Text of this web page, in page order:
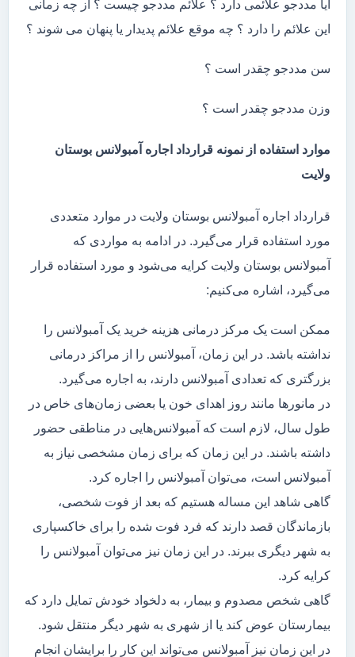
آیا مددجو علائمی دارد ؟ علائم مددجو چیست ؟ از چه زمانی
این علائم را دارد ؟ چه موقع علائم پدیدار یا پنهان می شوند ؟
سن مددجو چقدر است ؟
وزن مددجو چقدر است ؟
موارد استفاده از نمونه قرارداد اجاره آمبولانس بوستان
ولایت
قرارداد اجاره آمبولانس بوستان ولایت در موارد متعددی
مورد استفاده قرار می‌گیرد. در ادامه به مواردی که
آمبولانس بوستان ولایت کرایه می‌شود و مورد استفاده قرار
می‌گیرد، اشاره می‌کنیم:
ممکن است یک مرکز درمانی هزینه خرید یک آمبولانس را
نداشته باشد. در این زمان، آمبولانس را از مراکز درمانی
بزرگتری که تعدادی آمبولانس دارند، به اجاره می‌گیرد.
در مانور‌ها مانند روز اهدای خون یا بعضی زمان‌های خاص در
طول سال، لازم است که آمبولانس‌هایی در مناطقی حضور
داشته باشند. در این زمان که برای زمان مشخصی نیاز به
آمبولانس است، می‌توان آمبولانس را اجاره کرد.
گاهی شاهد این مساله هستیم که بعد از فوت شخصی،
بازماندگان قصد دارند که فرد فوت شده را برای خاکسپاری
به شهر دیگری ببرند. در این زمان نیز می‌توان آمبولانس را
کرایه کرد.
گاهی شخص مصدوم و بیمار، به دلخواد خودش تمایل دارد که
بیمارستان عوض کند یا از شهری به شهر دیگر منتقل شود.
در این زمان نیز آمبولانس می‌تواند این کار را برایشان انجام